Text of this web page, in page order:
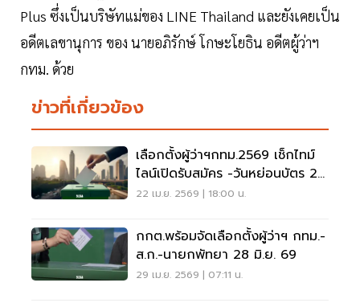
Plus ซึ่งเป็นบริษัทแม่ของ LINE Thailand และยังเคยเป็น
อดีตเลขานุการ ของ นายอภิรักษ์ โกษะโยธิน อดีตผู้ว่าฯ
กทม. ด้วย
ข่าวที่เกี่ยวข้อง
เลือกตั้งผู้ว่าฯกทม.2569 เช็กไทม์
ไลน์เปิดรับสมัคร -วันหย่อนบัตร 28
มิ.ย.69
22 เม.ย. 2569 | 18:00 น.
กกต.พร้อมจัดเลือกตั้งผู้ว่าฯ กทม.-
ส.ก.-นายกพัทยา 28 มิ.ย. 69
29 เม.ย. 2569 | 07:11 น.